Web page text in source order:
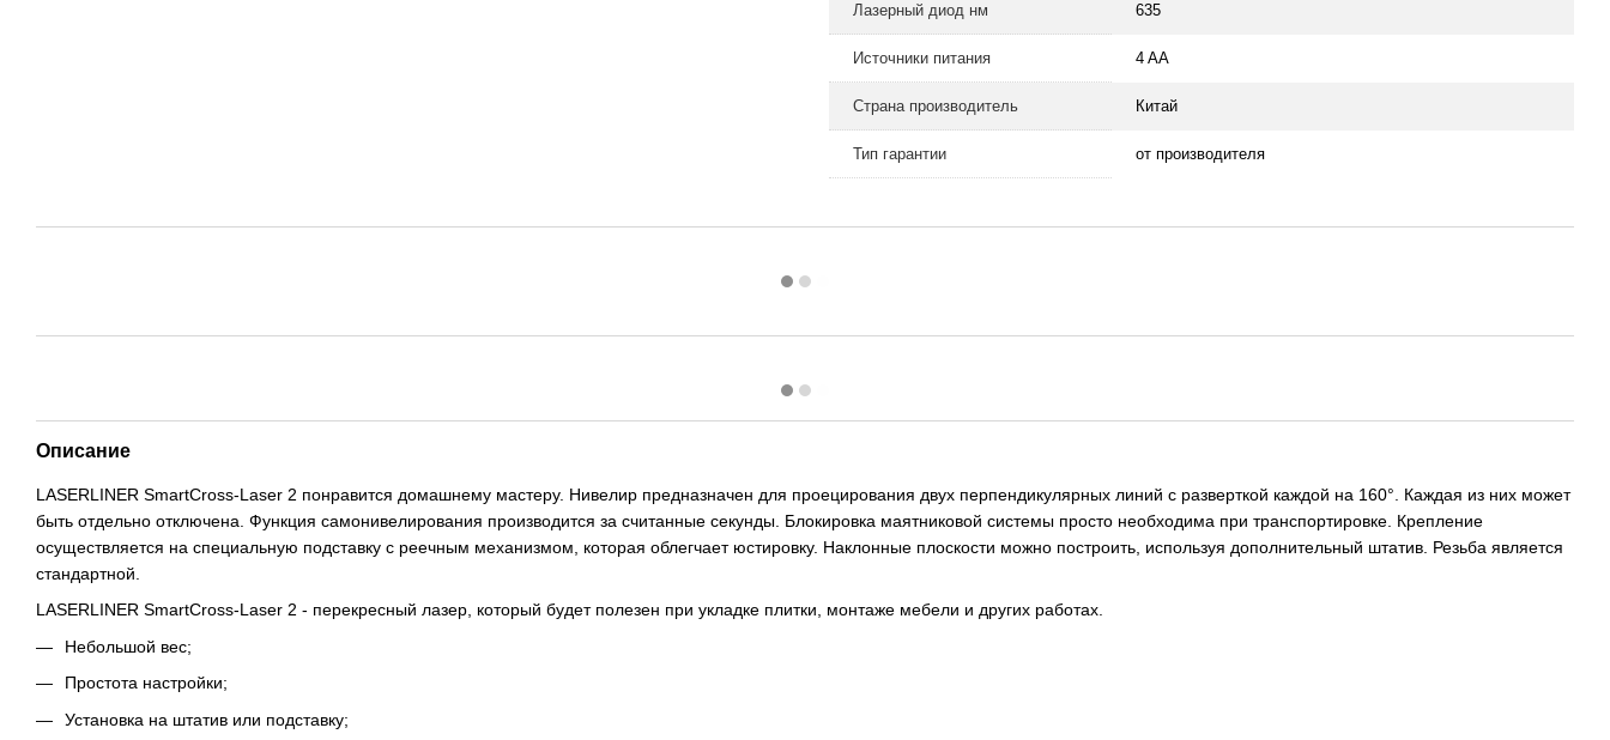
Лазерный диод нм 635
Источники питания 4 AA
Страна производитель Китай
Тип гарантии от производителя
Описание
LASERLINER SmartCross-Laser 2 понравится домашнему мастеру. Нивелир предназначен для проецирования двух перпендикулярных линий с разверткой каждой на 160°. Каждая из них может
быть отдельно отключена. Функция самонивелирования производится за считанные секунды. Блокировка маятниковой системы просто необходима при транспортировке. Крепление
осуществляется на специальную подставку с реечным механизмом, которая облегчает юстировку. Наклонные плоскости можно построить, используя дополнительный штатив. Резьба является
стандартной.
LASERLINER SmartCross-Laser 2 - перекресный лазер, который будет полезен при укладке плитки, монтаже мебели и других работах.
Небольшой вес;
Простота настройки;
Установка на штатив или подставку;